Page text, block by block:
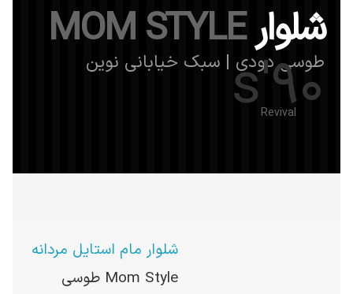
شلوارMOM STYLE
طوسی دودی | سبک خیابانی نوین
90's
Revival
شلوار مام استایل مردانه
Mom Style طوسی